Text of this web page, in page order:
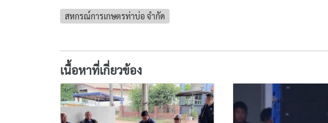
สหกรณ์การเกษตรท่าบ่อ จำกัด
เนื้อหาที่เกี่ยวข้อง